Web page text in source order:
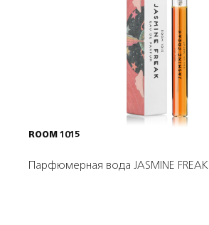
Подробнее
В корзину
ROOM 1015
Парфюмерная вода JASMINE FREAK